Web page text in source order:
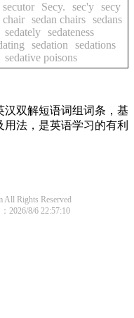
secutor Secy. sec'y secy
chair sedan chairs sedans
sedately sedateness
sedation
sedations
sedative poisons
汉双解短语词组词条，基
法，是英语学习的有利
All Rights Reserved
2026/8/6 22:57:10